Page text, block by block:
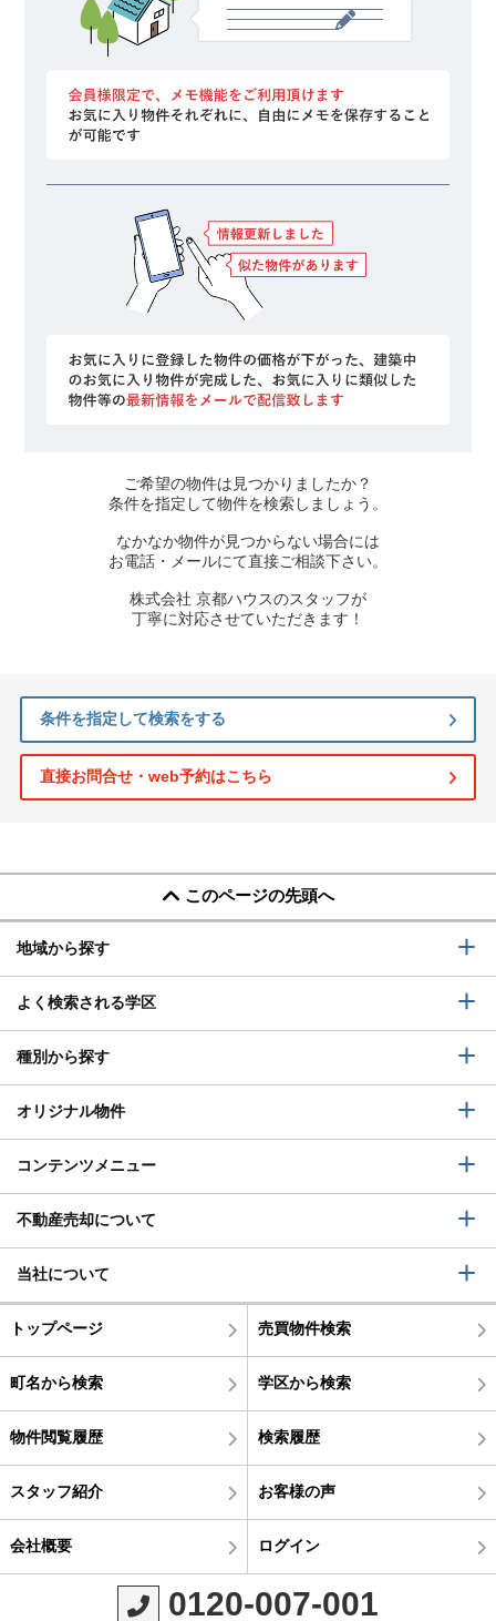
ご希望の物件は見つかりましたか？
条件を指定して物件を検索しましょう。
なかなか物件が見つからない場合には
お電話・メールにて直接ご相談下さい。
株式会社 京都ハウスのスタッフが
丁寧に対応させていただきます！
条件を指定して検索をする
直接お問合せ・web予約はこちら
このページの先頭へ
地域から探す
よく検索される学区
種別から探す
オリジナル物件
コンテンツメニュー
不動産売却について
当社について
トップページ 売買物件検索
町名から検索 学区から検索
物件閲覧履歴 検索履歴
スタッフ紹介 お客様の声
会社概要 ログイン
0120-007-001